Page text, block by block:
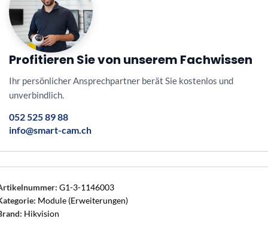
Profitieren Sie von unserem Fachwissen
Ihr persönlicher Ansprechpartner berät Sie kostenlos und
unverbindlich.
052 525 89 88
info@smart-cam.ch
G1-3-1146003
Module (Erweiterungen)
Hikvision